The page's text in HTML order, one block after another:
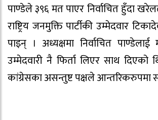
पाण्डेले ३९६ मत पाएर निर्वाचित हुँदा
राष्ट्रिय जनमुक्ति पार्टीकी उम्मेदवार
पाइन् । अध्यक्षमा निर्वाचित
उम्मेदवारी नै फिर्ता लिएर साथ दिएको
कांग्रेसका असन्तुष्ट पक्षले आन्तरिकरुपमा